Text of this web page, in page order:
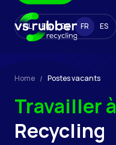
NL EN DE FR ES
Home Postes vacants
Travailler à
Recycling